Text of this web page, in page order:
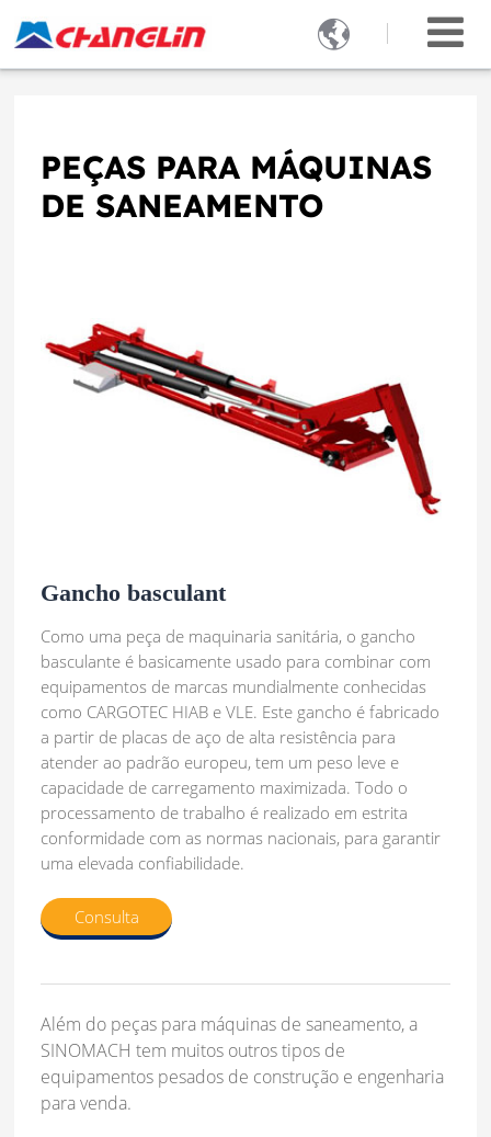

PEÇAS PARA MÁQUINAS
DE SANEAMENTO
Gancho basculant
Como uma peça de maquinaria sanitária, o gancho
basculante é basicamente usado para combinar com
equipamentos de marcas mundialmente conhecidas
como CARGOTEC HIAB e VLE. Este gancho é fabricado
a partir de placas de aço de alta resistência para
atender ao padrão europeu, tem um peso leve e
capacidade de carregamento maximizada. Todo o
processamento de trabalho é realizado em estrita
conformidade com as normas nacionais, para garantir
uma elevada confiabilidade.
Consulta
Além do peças para máquinas de saneamento, a
SINOMACH tem muitos outros tipos de
equipamentos pesados de construção e engenharia
para venda.